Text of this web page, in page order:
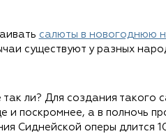
салюты в новогоднюю
существуют у разных
ли? Для создания такого
и поскромнее, а в полночь
Сиднейской оперы длится